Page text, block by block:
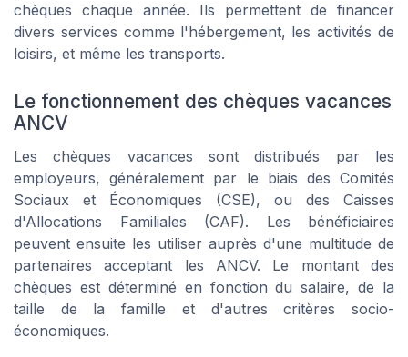
chèques chaque année. Ils permettent de financer
divers services comme l'hébergement, les activités de
loisirs, et même les transports.
Le fonctionnement des chèques vacances
ANCV
Les chèques vacances sont distribués par les
employeurs, généralement par le biais des Comités
Sociaux et Économiques (CSE), ou des Caisses
d'Allocations Familiales (CAF). Les bénéficiaires
peuvent ensuite les utiliser auprès d'une multitude de
partenaires acceptant les ANCV. Le montant des
chèques est déterminé en fonction du salaire, de la
taille de la famille et d'autres critères socio-
économiques.